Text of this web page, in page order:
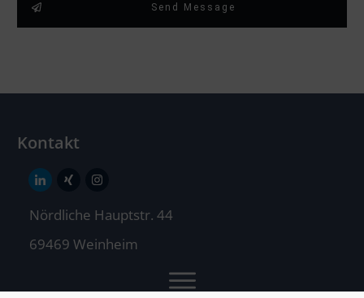
Send Message
Kontakt
Nördliche Hauptstr. 44
69469 Weinheim